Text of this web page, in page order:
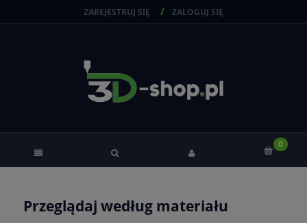
ZAREJESTRUJ SIĘ ZALOGUJ SIĘ
Przeglądaj według materiału